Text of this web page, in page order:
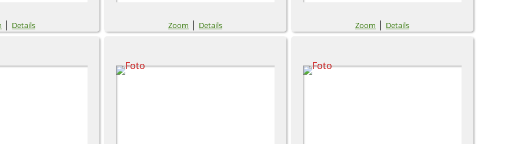
| Details Zoom | Details Zoom | Details